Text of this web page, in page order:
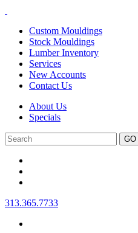
Custom Mouldings
Stock Mouldings
Lumber Inventory
Services
New Accounts
Contact Us
About Us
Specials
Search
313.365.7733